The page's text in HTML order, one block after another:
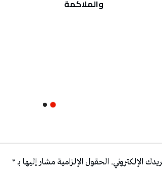
والملاكمة
الإلكتروني. الحقول الإلزامية مشار إليها بـ*